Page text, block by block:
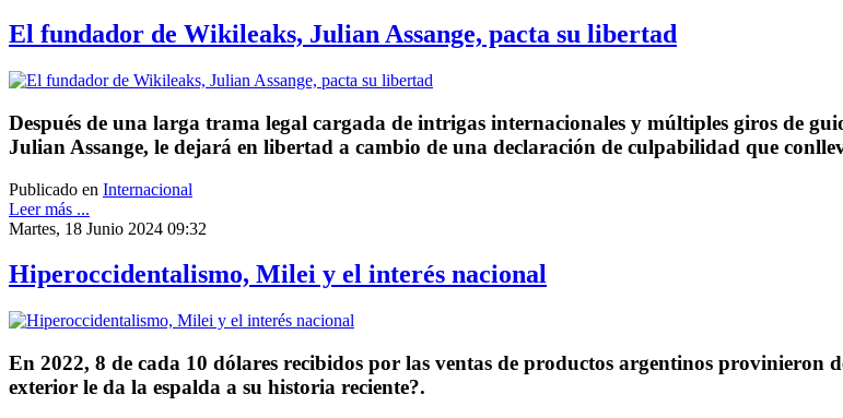
El fundador de Wikileaks, Julian Assange, pacta su libertad
Después de una larga trama legal cargada de intrigas internacionales y múltiples giros de
Julian Assange, le dejará en libertad a cambio de una declaración de culpabilidad que
Publicado en Internacional
Leer más ...
Martes, 18 Junio 2024 09:32
Hiperoccidentalismo, Milei y el interés nacional
En 2022, 8 de cada 10 dólares recibidos por las ventas de productos argentinos provinieron
exterior le da la espalda a su historia reciente?.